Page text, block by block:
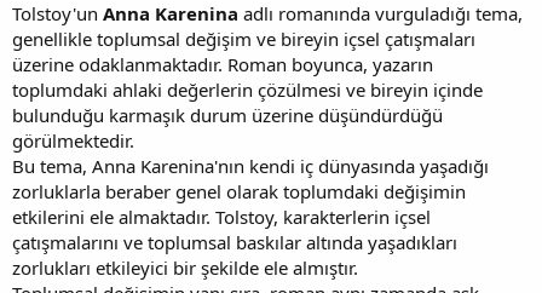
Tolstoy'un Anna Karenina adlı romanında vurguladığı tema,
genellikle toplumsal değişim ve bireyin içsel çatışmaları
üzerine odaklanmaktadır. Roman boyunca, yazarın
toplumdaki ahlaki değerlerin çözülmesi ve bireyin içinde
bulunduğu karmaşık durum üzerine düşündürdüğü
görülmektedir.
Bu tema, Anna Karenina'nın kendi iç dünyasında yaşadığı
zorluklarla beraber genel olarak toplumdaki değişimin
etkilerini ele almaktadır. Tolstoy, karakterlerin içsel
çatışmalarını ve toplumsal baskılar altında yaşadıkları
zorlukları etkileyici bir şekilde ele almıştır.